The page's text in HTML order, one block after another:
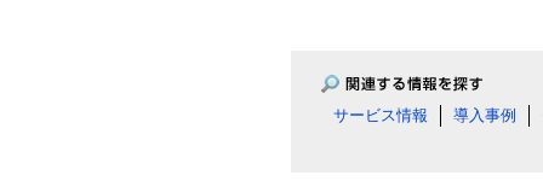
サービス情報 導入事例